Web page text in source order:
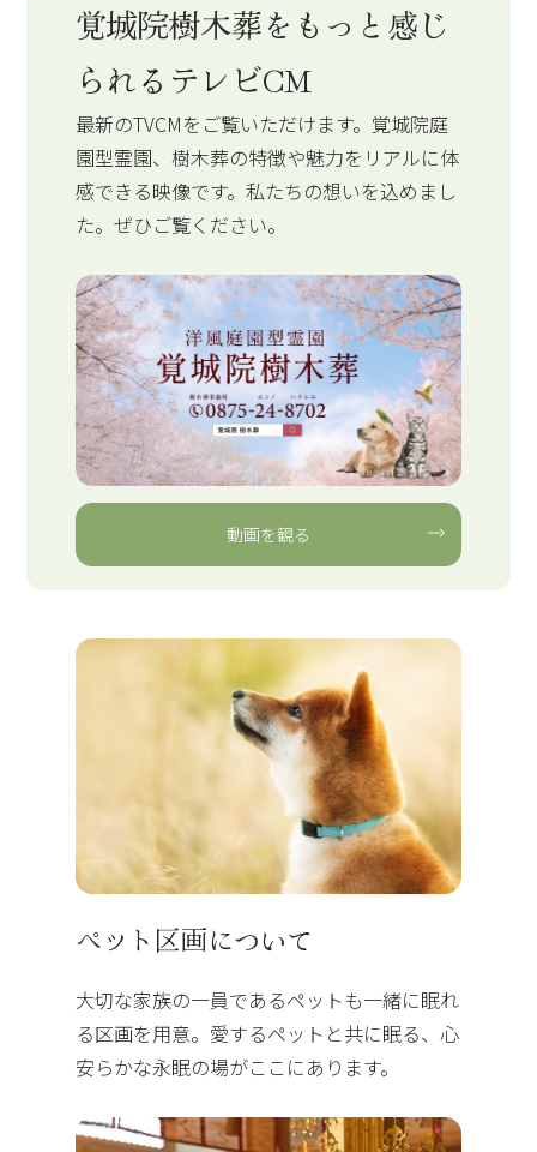
覚城院樹木葬をもっと 感じ
られるテレビCM
最新のTVCMをご覧いただけます。覚城院庭
園型霊園、樹木葬の特徴や魅力をリアルに体
感できる映像です。私たちの想いを込めまし
た。ぜひご覧ください。
動画を観る
ペット区画について
大切な家族の一員であるペットも一緒に眠れ
る区画を用意。 愛するペットと共に眠る、心
安らかな永眠の場がここにあります。